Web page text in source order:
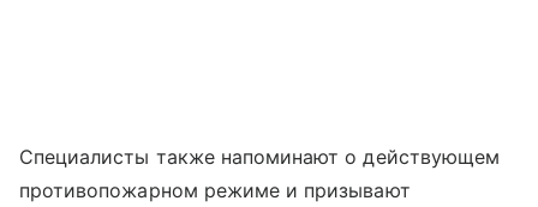
Специалисты также напоминают о действующем
противопожарном режиме и призывают